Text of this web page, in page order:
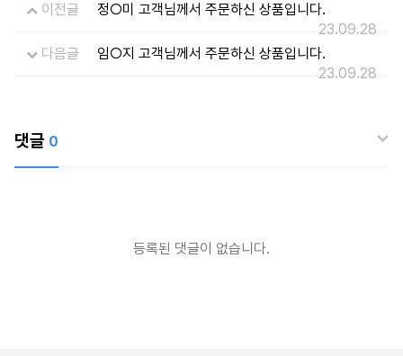
이전글
정○미 고객님께서 주문하신 상품입니다.
23.09.28
다음글
임○지 고객님께서 주문하신 상품입니다.
23.09.28
댓글 0
등록된 댓글이 없습니다.